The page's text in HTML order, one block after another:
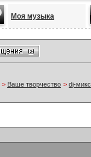
Моя музыка
> Ваше творчество > dj-